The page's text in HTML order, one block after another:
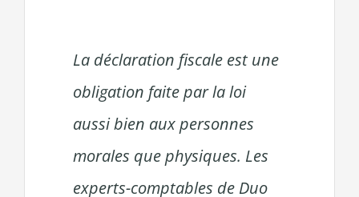
La déclaration fiscale est une
obligation faite par la loi
aussi bien aux personnes
morales que physiques. Les
experts-comptables de Duo